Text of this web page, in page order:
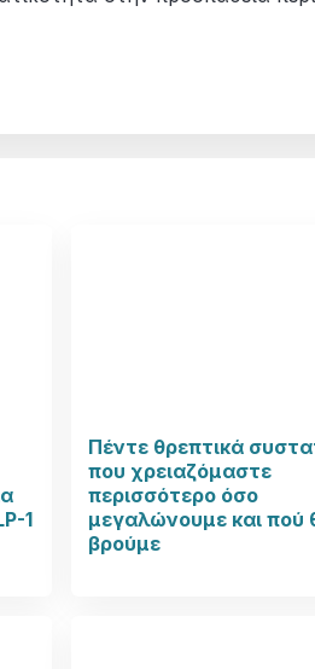
1
Πέντε θρεπτικά
που χρειαζόμαστε
περισσότερο όσο
μεγαλώνουμε και πού
βρούμε